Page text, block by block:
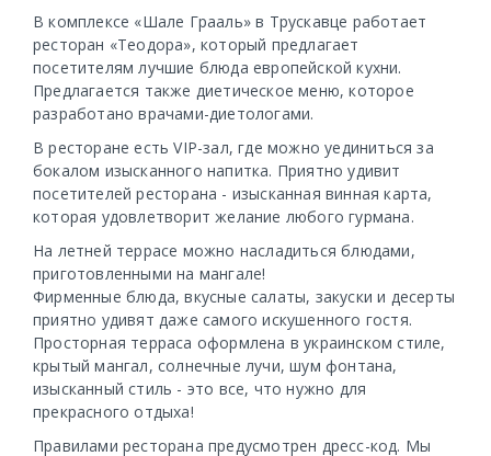
В комплексе «Шале Грааль» в Трускавце работает
ресторан «Теодора», который предлагает
посетителям лучшие блюда европейской кухни.
Предлагается также диетическое меню, которое
разработано врачами-диетологами.
В ресторане есть VIP-зал, где можно уединиться за
бокалом изысканного напитка. Приятно удивит
посетителей ресторана - изысканная винная карта,
которая удовлетворит желание любого гурмана.
На летней террасе можно насладиться блюдами,
приготовленными на мангале!
Фирменные блюда, вкусные салаты, закуски и десерты
приятно удивят даже самого искушенного гостя.
Просторная терраса оформлена в украинском стиле,
крытый мангал, солнечные лучи, шум фонтана,
изысканный стиль - это все, что нужно для
прекрасного отдыха!
Правилами ресторана предусмотрен дресс-код. Мы